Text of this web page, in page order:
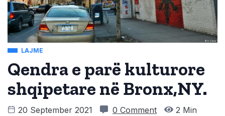
LAJME
Qendra e parë kulturore
shqipetare në Bronx,NY.
20 September 2021 0 Comment
2 Min